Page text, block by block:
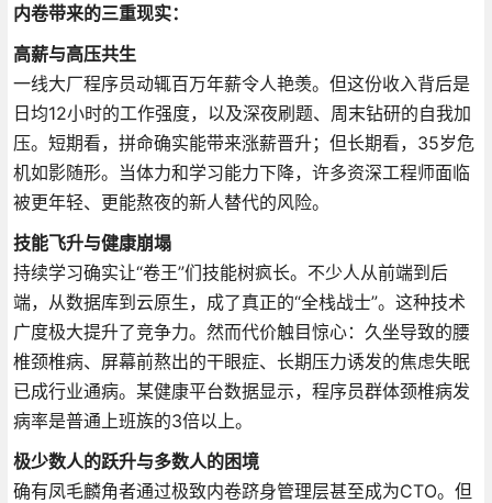
内卷带来的三重现实：
高薪与高压共生
一线大厂程序员动辄百万年薪令人艳羡。但这份收入背后是
日均12小时的工作强度，以及深夜刷题、周末钻研的自我加
压。短期看，拼命确实能带来涨薪晋升；但长期看，35岁危
机如影随形。当体力和学习能力下降，许多资深工程师面临
被更年轻、更能熬夜的新人替代的风险。
技能飞升与健康崩塌
持续学习确实让“卷王”们技能树疯长。不少人从前端到后
端，从数据库到云原生，成了真正的“全栈战士”。这种技术
广度极大提升了竞争力。然而代价触目惊心：久坐导致的腰
椎颈椎病、屏幕前熬出的干眼症、长期压力诱发的焦虑失眠
已成行业通病。某健康平台数据显示，程序员群体颈椎病发
病率是普通上班族的3倍以上。
极少数人的跃升与多数人的困境
确有凤毛麟角者通过极致内卷跻身管理层甚至成为CTO。但